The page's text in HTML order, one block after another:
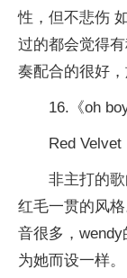
性，但不悲伤
过的都会觉得
奏配合的很好，
16.《oh boy
Red Velvet
非主打的
红毛一贯的风
音很多，
为她而设一样